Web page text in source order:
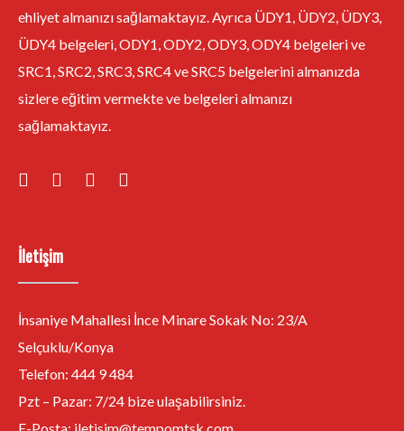
ehliyet almanızı sağlamaktayız. Ayrıca ÜDY1, ÜDY2, ÜDY3,
ÜDY4 belgeleri, ODY1, ODY2, ODY3, ODY4 belgeleri ve
SRC1, SRC2, SRC3, SRC4 ve SRC5 belgelerini almanızda
sizlere eğitim vermekte ve belgeleri almanızı
sağlamaktayız.
İletişim
İnsaniye Mahallesi İnce Minare Sokak No: 23/A
Selçuklu/Konya
Telefon: 444 9 484
Pzt – Pazar: 7/24 bize ulaşabilirsiniz.